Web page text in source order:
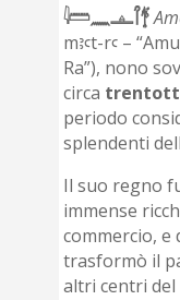
𓇋𓏠𓈖𓊵𓋾𓋆
mꜣꜥt-rꜥ –
Ra”), nono
circa
periodo
splendenti
Il suo regno
immense
commercio, e
trasformò il
altri centri del